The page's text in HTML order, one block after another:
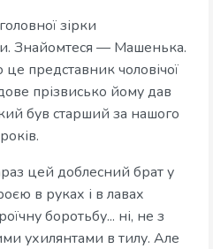
зірки
Знайомтеся — Машенька.
представник чоловічої
прізвисько йому дав
був старший за нашого
цей доблесний брат у
в руках і в лавах
боротьбу... ні, не з
ухилянтами в тилу. Але